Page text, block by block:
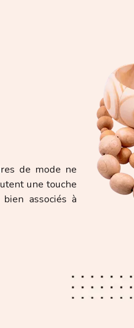
de mode ne
une touche
associés à